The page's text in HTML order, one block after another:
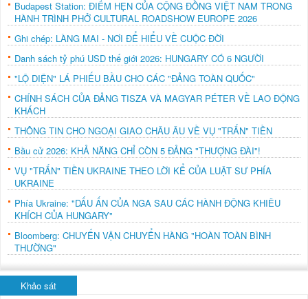
Budapest Station: ĐIỂM HẸN CỦA CỘNG ĐỒNG VIỆT NAM TRONG
HÀNH TRÌNH PHỞ CULTURAL ROADSHOW EUROPE 2026
Ghi chép: LÀNG MAI - NƠI ĐỂ HIỂU VỀ CUỘC ĐỜI
Danh sách tỷ phú USD thế giới 2026: HUNGARY CÓ 6 NGƯỜI
"LỘ DIỆN" LÁ PHIẾU BẦU CHO CÁC "ĐẢNG TOÀN QUỐC"
CHÍNH SÁCH CỦA ĐẢNG TISZA VÀ MAGYAR PÉTER VỀ LAO ĐỘNG
KHÁCH
THÔNG TIN CHO NGOẠI GIAO CHÂU ÂU VỀ VỤ "TRẤN" TIỀN
Bầu cử 2026: KHẢ NĂNG CHỈ CÒN 5 ĐẢNG "THƯỢNG ĐÀI"!
VỤ "TRẤN" TIỀN UKRAINE THEO LỜI KỂ CỦA LUẬT SƯ PHÍA
UKRAINE
Phía Ukraine: "DẤU ẤN CỦA NGA SAU CÁC HÀNH ĐỘNG KHIÊU
KHÍCH CỦA HUNGARY"
Bloomberg: CHUYẾN VẬN CHUYỂN HÀNG "HOÀN TOÀN BÌNH
THƯỜNG"
Khảo sát